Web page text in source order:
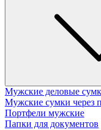
Мужские деловые
Мужские сумки через
Портфели мужские
Папки для документов